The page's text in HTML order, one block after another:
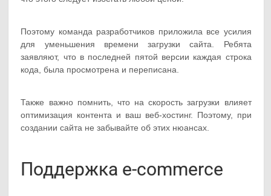
Поэтому команда разработчиков приложила все усилия
для уменьшения времени загрузки сайта. Ребята
заявляют, что в последней пятой версии каждая строка
кода, была просмотрена и переписана.
Также важно помнить, что на скорость загрузки влияет
оптимизация контента и ваш веб-хостинг. Поэтому, при
создании сайта не забывайте об этих нюансах.
Поддержка e-commerce